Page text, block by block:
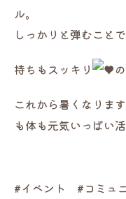
ル。
しっかりと弾むこと
持ちもスッキリ
これから暑くなりま
も体も元気いっぱい
#イベント #コミュ